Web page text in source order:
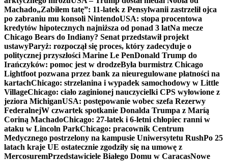
Machado„Zabiłem tatę”: 11-latek z Pensylwanii zastrzelił ojca
po zabraniu mu konsoli NintendoUSA: stopa procentowa
kredytów hipotecznych najniższa od ponad 3 latNa mecze
Chicago Bears do Indiany? Senat przedstawił projekt
ustawyParyż: rozpoczął się proces, który zadecyduje o
politycznej przyszłości Marine Le PenDonald Trump do
Irańczyków: pomoc jest w drodzeByła burmistrz Chicago
Lightfoot pozwana przez bank za nieuregulowane płatności na
kartachChicago: strzelanina i wypadek samochodowy w Little
VillageChicago: ciało zaginionej nauczycielki CPS wyłowione z
jeziora MichiganUSA: postępowanie wobec szefa Rezerwy
FederalnejW czwartek spotkanie Donalda Trumpa z Maríą
Coriną MachadoChicago: 27-latek i 6-letni chłopiec ranni w
ataku w Lincoln ParkChicago: pracownik Centrum
Medycznego postrzelony na kampusie Uniwersytetu RushPo 25
latach kraje UE ostatecznie zgodziły się na umowę z
MercosuremPrzedstawiciele Białego Domu w CaracasNowe